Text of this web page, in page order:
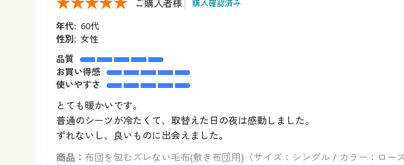
ご購入者様 購入確認済み
年代: 60代
性別: 女性
品質
お買い得感
使いやすさ
とても暖かいです。
普通のシーツが冷たくて、取替えた日の夜は感動しました。
ずれないし、良いものに出会えました。
商品： 布団を包むズレない毛布(敷き布団用)（サイズ：シングル / カラー：ローズ